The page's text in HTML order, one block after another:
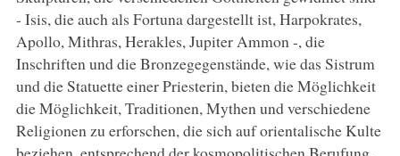
- Isis, die auch als Fortuna dargestellt ist, Harpokrates,
Apollo, Mithras, Herakles, Jupiter Ammon -, die
Inschriften und die Bronzegegenstände, wie das Sistrum
und die Statuette einer Priesterin, bieten die Möglichkeit
die Möglichkeit, Traditionen, Mythen und verschiedene
Religionen zu erforschen, die sich auf orientalische Kulte